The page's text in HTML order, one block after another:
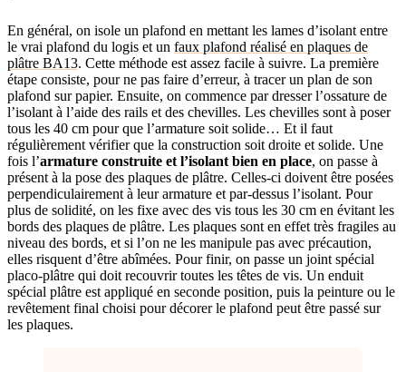
En général, on isole un plafond en mettant les lames d’isolant entre
le vrai plafond du logis et un faux plafond réalisé en plaques de
plâtre BA13. Cette méthode est assez facile à suivre. La première
étape consiste, pour ne pas faire d’erreur, à tracer un plan de son
plafond sur papier. Ensuite, on commence par dresser l’ossature de
l’isolant à l’aide des rails et des chevilles. Les chevilles sont à poser
tous les 40 cm pour que l’armature soit solide… Et il faut
régulièrement vérifier que la construction soit droite et solide. Une
fois l’armature construite et l’isolant bien en place, on passe à
présent à la pose des plaques de plâtre. Celles-ci doivent être posées
perpendiculairement à leur armature et par-dessus l’isolant. Pour
plus de solidité, on les fixe avec des vis tous les 30 cm en évitant les
bords des plaques de plâtre. Les plaques sont en effet très fragiles au
niveau des bords, et si l’on ne les manipule pas avec précaution,
elles risquent d’être abîmées. Pour finir, on passe un joint spécial
placo-plâtre qui doit recouvrir toutes les têtes de vis. Un enduit
spécial plâtre est appliqué en seconde position, puis la peinture ou le
revêtement final choisi pour décorer le plafond peut être passé sur
les plaques.